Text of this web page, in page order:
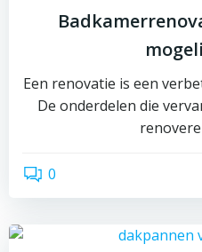
Een renovatie is een
De onderdelen die
0